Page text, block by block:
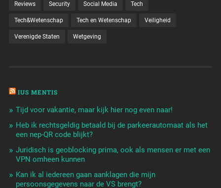
Reviews Security Social Media Tech
Tech&Wetenschap Tech en Wetenschap Veiligheid
Verenigde Staten Wetgeving
IUS MENTIS
Tijd voor vakantie, maar kijk hier nog even naar!
Heb ik rechtsgeldig betaald bij de parkeerautomaat als het
een nep-QR code blijkt?
Juridisch is geoblocking prima, ook als mensen er met een
VPN omheen kunnen
Kan ik al iedereen gaan aanklagen die mijn
persoonsgegevens naar de VS brengt?